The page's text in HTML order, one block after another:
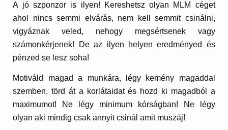
A jó szponzor is ilyen! Kereshetsz olyan MLM céget
ahol nincs semmi elvárás, nem kell semmit csinálni,
vigyáznak veled, nehogy megsértsenek vagy
számonkérjenek! De az ilyen helyen eredményed és
pénzed se lesz soha!
Motiváld magad a munkára, légy kemény magaddal
szemben, törd át a korlátaidat és hozd ki magadból a
maximumot! Ne légy minimum kórságban! Ne légy
olyan aki mindig csak annyit csinál amit muszáj!